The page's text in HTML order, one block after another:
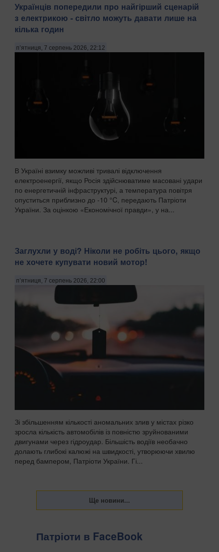
Українців попередили про найгірший сценарій
з електрикою - світло можуть давати лише на
кілька годин
п’ятниця, 7 серпень 2026, 22:12
В Україні взимку можливі тривалі відключення
електроенергії, якщо Росія здійснюватиме масовані удари
по енергетичній інфраструктурі, а температура повітря
опуститься приблизно до -10 °C, передають Патріоти
України. За оцінкою «Економічної правди», у на...
Заглухли у воді? Ніколи не робіть цього, якщо
не хочете купувати новий мотор!
п’ятниця, 7 серпень 2026, 22:00
Зі збільшенням кількості аномальних злив у містах різко
зросла кількість автомобілів із повністю зруйнованими
двигунами через гідроудар. Більшість водіїв необачно
долають глибокі калюжі на швидкості, утворюючи хвилю
перед бампером, Патріоти України. Гі...
Патріоти в FaceBook